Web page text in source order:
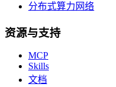
分布式算力网络
资源与支持
MCP
Skills
文档